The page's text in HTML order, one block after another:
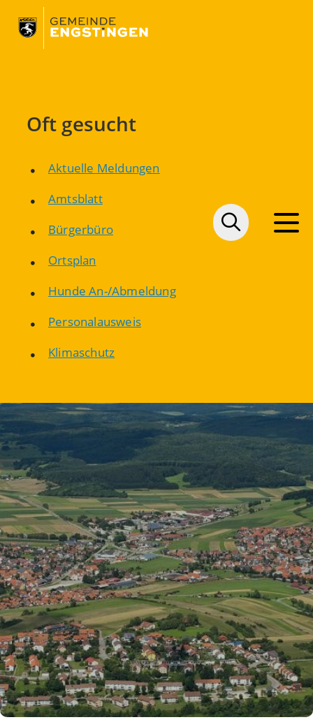
Oft gesucht
Aktuelle Meldungen
Amtsblatt
Bürgerbüro
Ortsplan
Hunde An-/Abmeldung
Personalausweis
Klimaschutz